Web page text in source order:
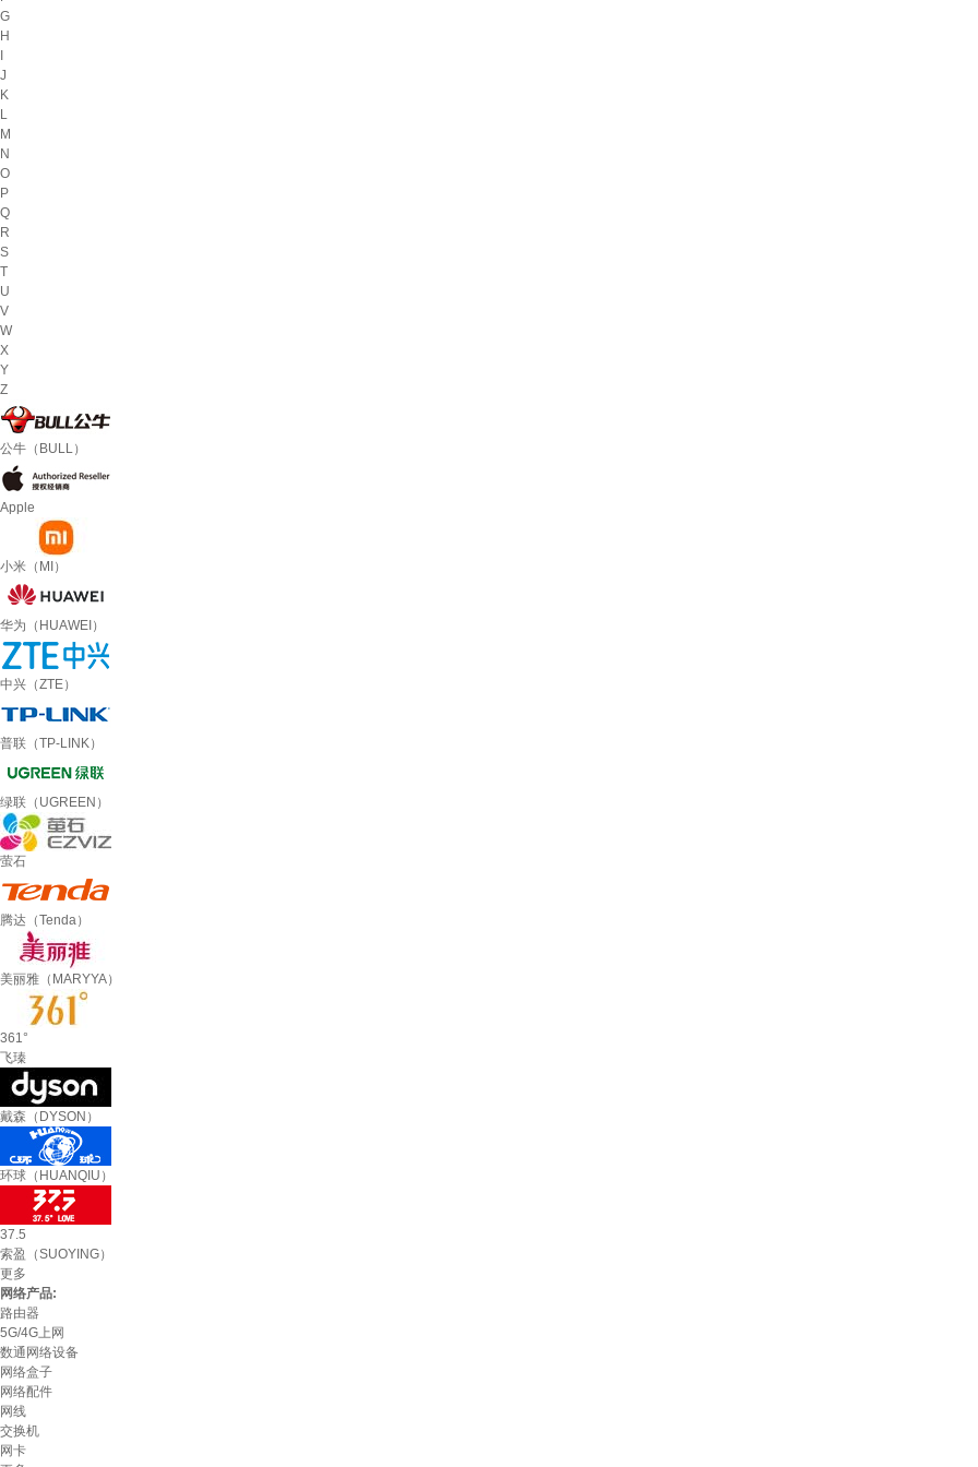
G
H
J
K
L
M
N
O
P
Q
R
S
T
U
V
W
X
Y
Z
公牛（BULL）
Apple
小米（MI）
华为（HUAWEI）
中兴（ZTE）
普联（TP-LINK）
绿联（UGREEN）
萤石
腾达（Tenda）
美丽雅（MARYYA）
361°
飞瑧
戴森（DYSON）
环球（HUANQIU）
37.5
索盈（SUOYING）
更多
网络产品:
路由器
5G/4G上网
数通网络设备
网络盒子
网络配件
网线
交换机
网卡